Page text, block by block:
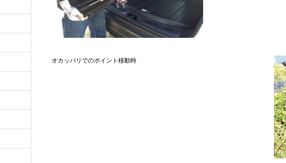
オカッパリでのポイント移動時